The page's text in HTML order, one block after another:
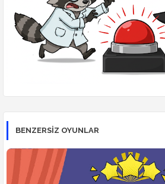
BENZERSİZ OYUNLAR